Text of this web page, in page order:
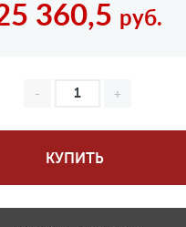
360,5 руб.
КУПИТЬ